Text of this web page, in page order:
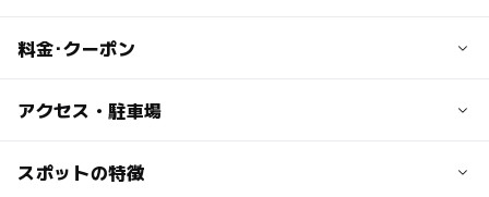
料金･クーポン
子供の料金
アクセス・駐車場
交通アクセス
スポットの特徴